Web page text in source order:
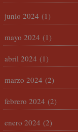
junio 2024 (1)
mayo 2024 (1)
abril 2024 (1)
marzo 2024 (2)
febrero 2024 (2)
enero 2024 (2)